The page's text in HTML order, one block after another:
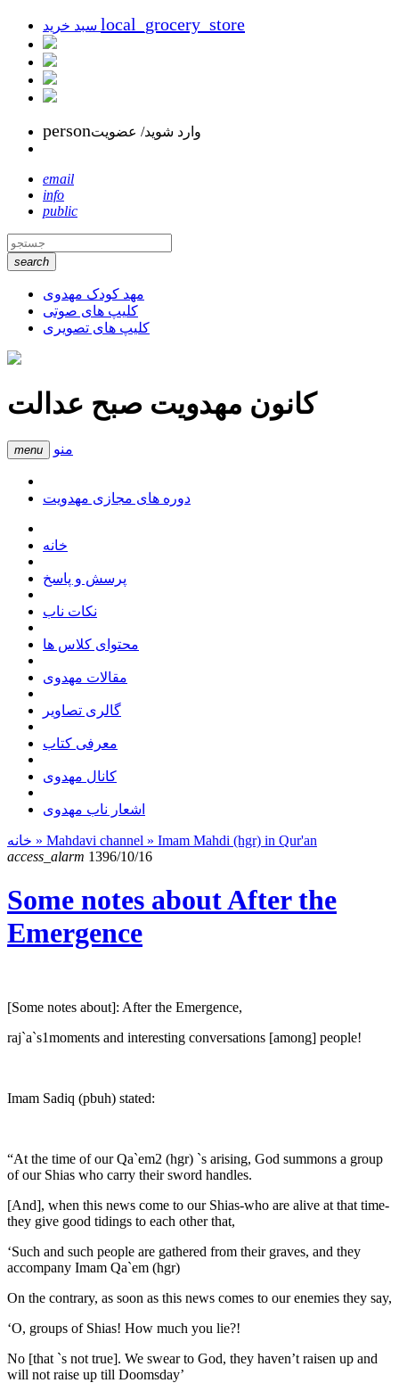
local_grocery_store
personوارد شوید/ عضویت
email
info
public
search
مهد کودک مهدوی
کلیپ های صوتی
کلیپ های تصویری
کانون مهدویت صبح عدالت
menu منو
دوره های مجازی مهدویت
خانه
پرسش و پاسخ
نکات ناب
محتوای کلاس ها
مقالات مهدوی
گالری تصاویر
معرفی کتاب
کانال مهدوی
اشعار ناب مهدوی
» Mahdavi channel » Imam Mahdi (hgr) in Qur'an
access_alarm 1396/10/16
Some notes about After the
Emergence
[Some notes about]: After the Emergence,
raj`a`s1moments and interesting conversations [among] people!
Imam Sadiq (pbuh) stated:
“At the time of our Qa`em2 (hgr) `s arising, God summons a group
of our Shias who carry their sword handles.
[And], when this news come to our Shias-who are alive at that time-
they give good tidings to each other that,
‘Such and such people are gathered from their graves, and they
accompany Imam Qa`em (hgr)
On the contrary, as soon as this news comes to our enemies they say,
‘O, groups of Shias! How much you lie?!
No [that `s not true]. We swear to God, they haven’t raisen up and
will not raise up till Doomsday’